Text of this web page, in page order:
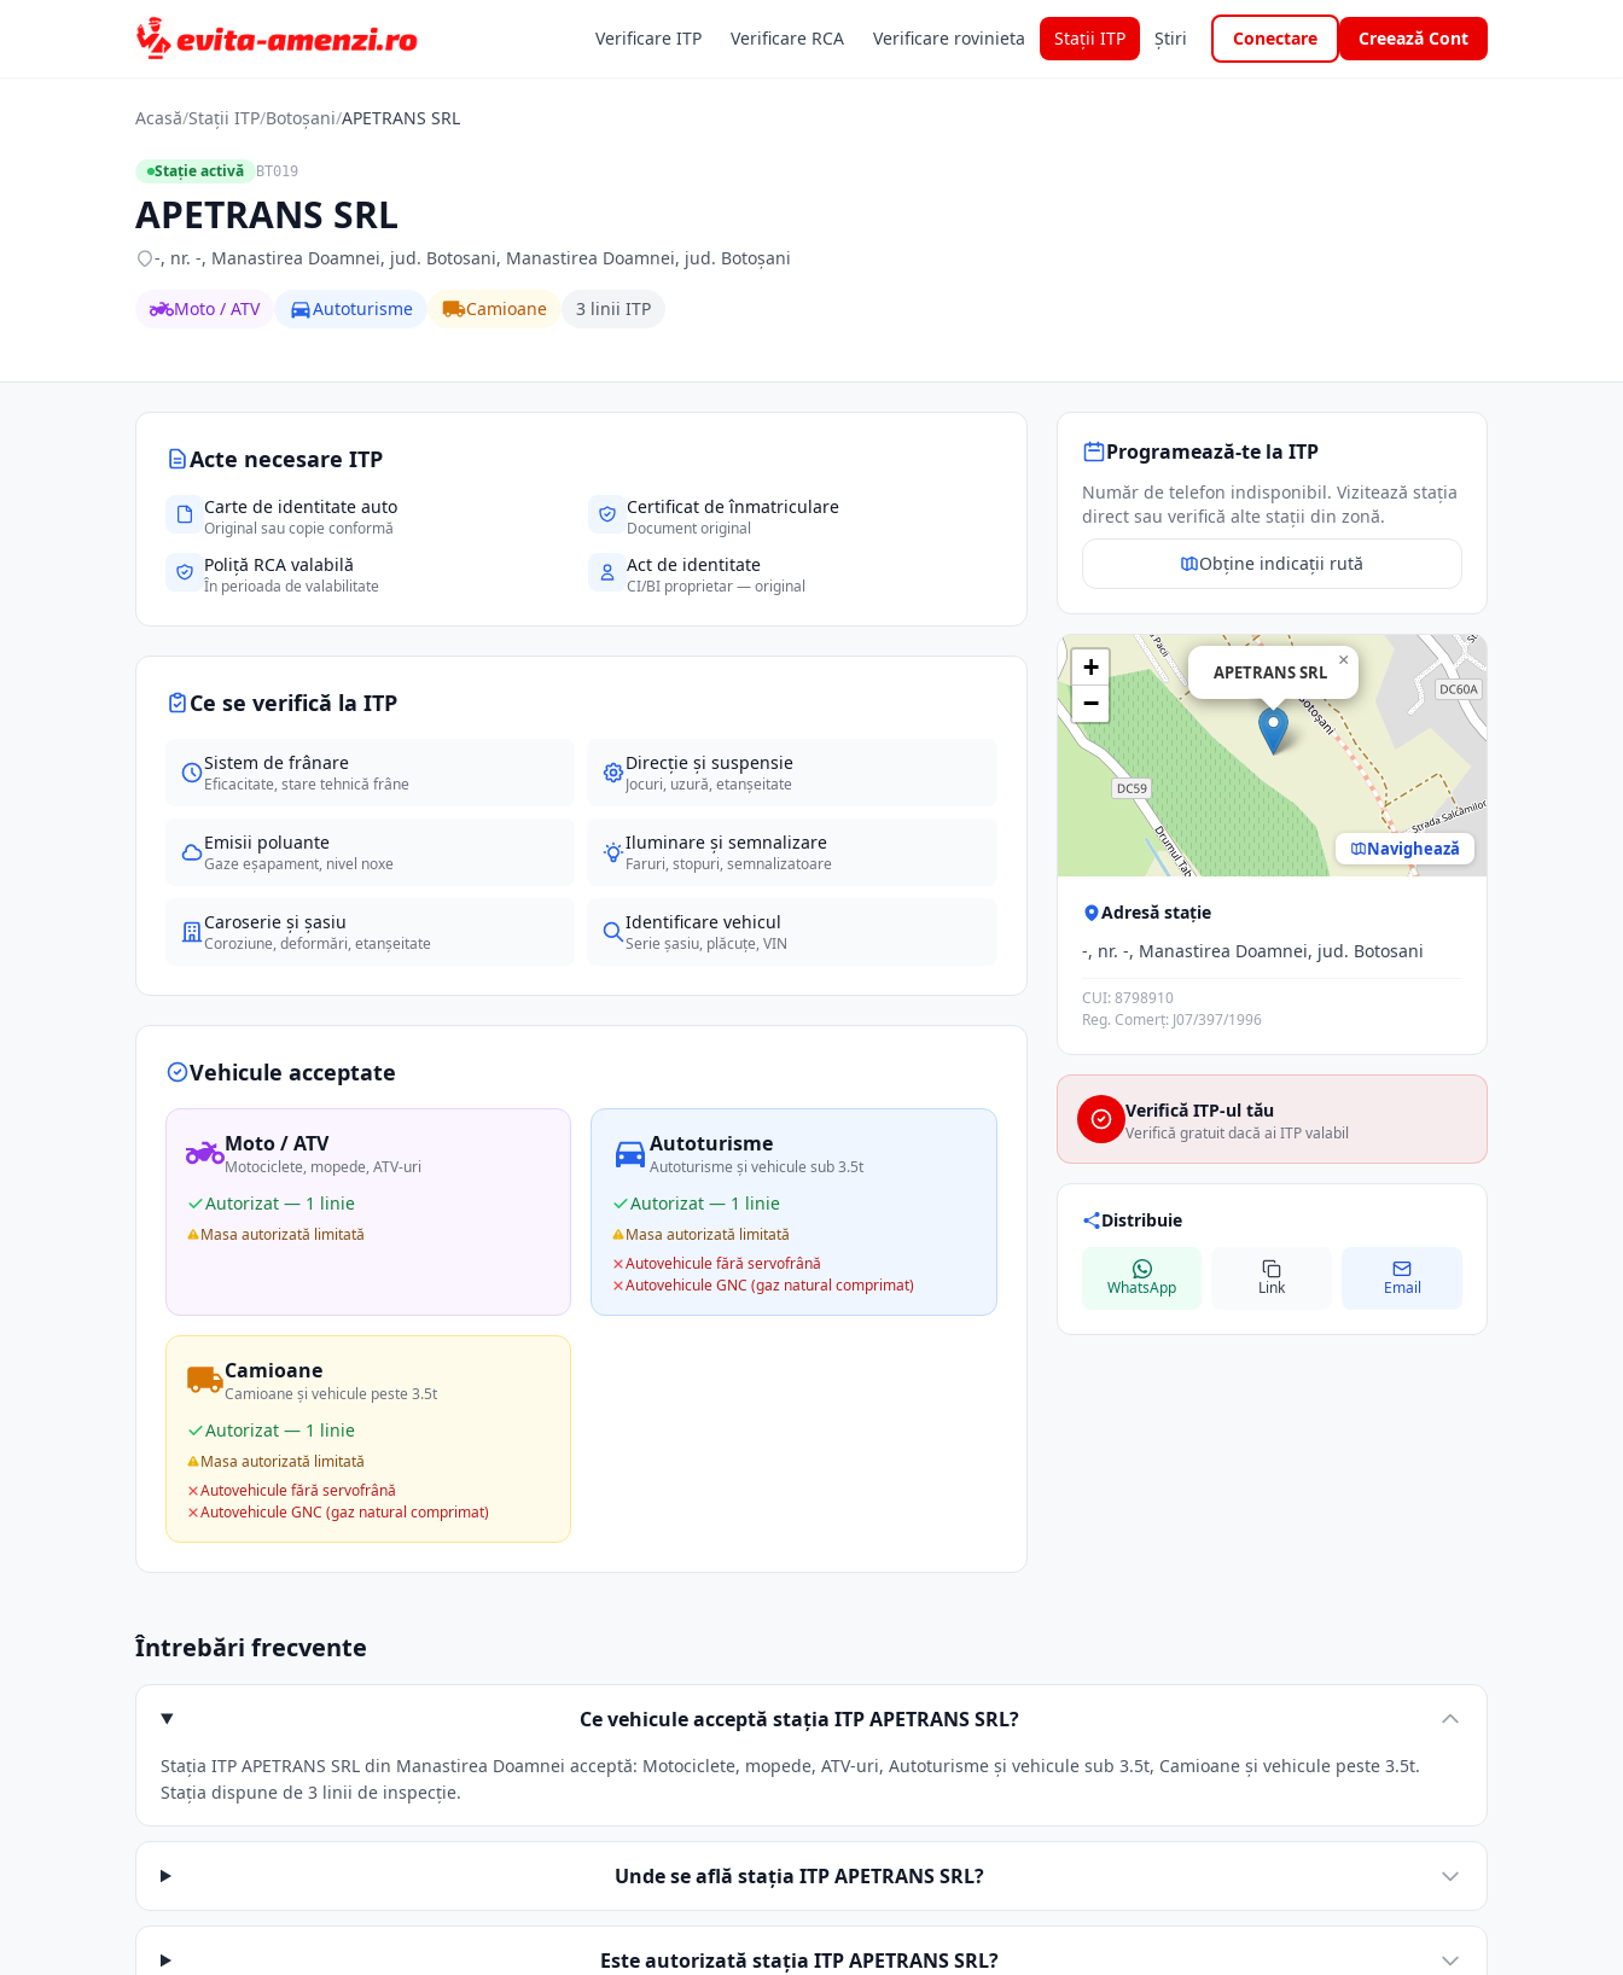
Verificare ITP Verificare RCA Verificare rovinieta Stații ITP Știri Conectare Creează Cont
Acasă/Stații ITP/Botoșani/APETRANS SRL
Stație activă BT019
APETRANS SRL
-, nr. -, Manastirea Doamnei, jud. Botosani, Manastirea Doamnei, jud. Botoșani
Moto / ATV Autoturisme Camioane 3 linii ITP
Acte necesare ITP
Carte de identitate auto
Original sau copie conformă
Certificat de înmatriculare
Document original
Poliță RCA valabilă
În perioada de valabilitate
Act de identitate
CI/BI proprietar — original
Ce se verifică la ITP
Sistem de frânare
Eficacitate, stare tehnică frâne
Direcție și suspensie
Jocuri, uzură, etanșeitate
Emisii poluante
Gaze eșapament, nivel noxe
Iluminare și semnalizare
Faruri, stopuri, semnalizatoare
Caroserie și șasiu
Coroziune, deformări, etanșeitate
Identificare vehicul
Serie șasiu, plăcuțe, VIN
Vehicule acceptate
Moto / ATV
Motociclete, mopede, ATV-uri
Autorizat — 1 linie
Masa autorizată limitată
Autoturisme
Autoturisme și vehicule sub 3.5t
Autorizat — 1 linie
Masa autorizată limitată
Autovehicule fără servofrână
Autovehicule GNC (gaz natural comprimat)
Camioane
Camioane și vehicule peste 3.5t
Autorizat — 1 linie
Masa autorizată limitată
Autovehicule fără servofrână
Autovehicule GNC (gaz natural comprimat)
Programează-te la ITP
Număr de telefon indisponibil. Vizitează stația
direct sau verifică alte stații din zonă.
Obține indicații rută
APETRANS SRL
×
+
−
Navighează
Adresă stație
-, nr. -, Manastirea Doamnei, jud. Botosani
CUI: 8798910
Reg. Comerț: J07/397/1996
Verifică ITP-ul tău
Verifică gratuit dacă ai ITP valabil
Distribuie
WhatsApp Link Email
Întrebări frecvente
Ce vehicule acceptă stația ITP APETRANS SRL?
Stația ITP APETRANS SRL din Manastirea Doamnei acceptă: Motociclete, mopede, ATV-uri, Autoturisme și vehicule sub 3.5t, Camioane și vehicule peste 3.5t.
Stația dispune de 3 linii de inspecție.
Unde se află stația ITP APETRANS SRL?
Este autorizată stația ITP APETRANS SRL?